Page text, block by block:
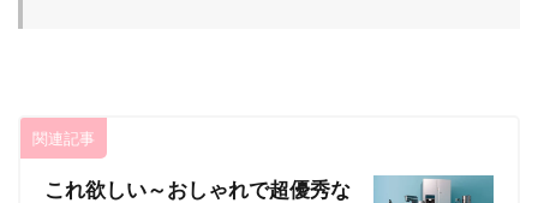
関連記事
これ欲しい～おしゃれで超優秀な